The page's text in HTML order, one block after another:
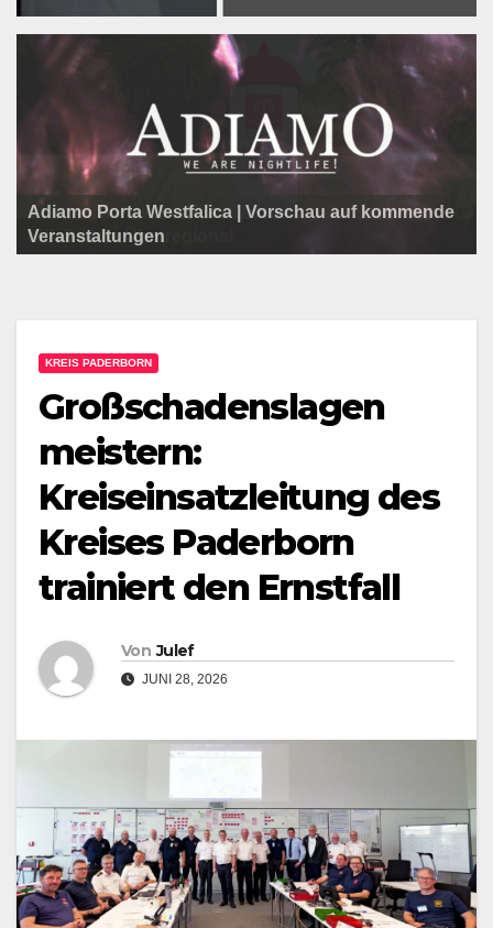
Programm der Komödie am Klosterplatz.
Litfaßsäule Überregional
Adiamo Porta Westfalica | Vorschau auf kommende
Veranstaltungen
Litfaßsäule Überregional
Litfaßsäule Überregional
KREIS PADERBORN
Großschadenslagen
meistern:
Kreiseinsatzleitung des
Kreises Paderborn
trainiert den Ernstfall
Von Julef
JUNI 28, 2026